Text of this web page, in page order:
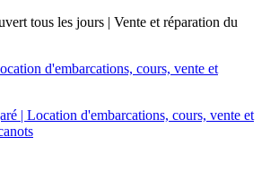
tous les jours | Vente et réparation du